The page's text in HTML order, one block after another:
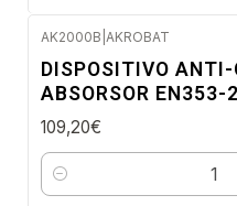
AK2000B AKROBAT
DISPOSITIVO ANTI-
ABSORSOR
109,20€
Quantidade